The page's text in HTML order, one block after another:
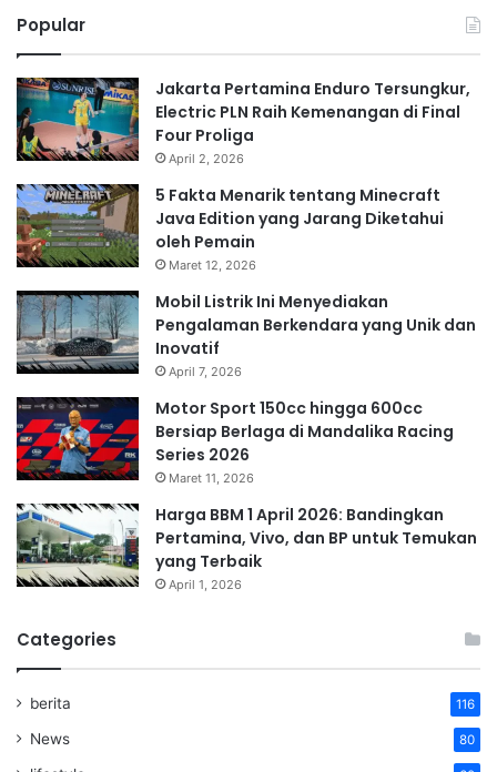
Popular
Jakarta Pertamina Enduro Tersungkur,
Electric PLN Raih Kemenangan di Final
Four Proliga
April 2, 2026
5 Fakta Menarik tentang Minecraft
Java Edition yang Jarang Diketahui
oleh Pemain
Maret 12, 2026
Mobil Listrik Ini Menyediakan
Pengalaman Berkendara yang Unik dan
Inovatif
April 7, 2026
Motor Sport 150cc hingga 600cc
Bersiap Berlaga di Mandalika Racing
Series 2026
Maret 11, 2026
Harga BBM 1 April 2026: Bandingkan
Pertamina, Vivo, dan BP untuk Temukan
yang Terbaik
April 1, 2026
Categories
berita 116
News 80